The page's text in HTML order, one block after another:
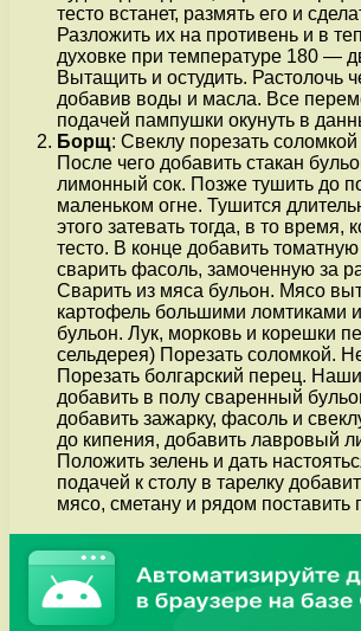
тесто встанет, размять его и
Разложить их на противень и в
духовке при температуре 180 —
Вытащить и остудить. Растолочь
добавив воды и масла. Все
подачей пампушки окунуть в
Борщ: Свеклу порезать
После чего добавить стакан
лимонный сок. Позже тушить до
маленьком огне. Тушится
этого затевать тогда, в то время,
тесто. В конце добавить
сварить фасоль, замоченную за
Сварить из мяса бульон. Мясо
картофель большими ломтиками и
бульон. Лук, морковь и корешки
сельдерея) Порезать соломкой.
Порезать болгарский перец.
добавить в полу сваренный
добавить зажарку, фасоль и
до кипения, добавить лавровый
Положить зелень и дать
подачей к столу в тарелку
мясо, сметану и рядом поставить